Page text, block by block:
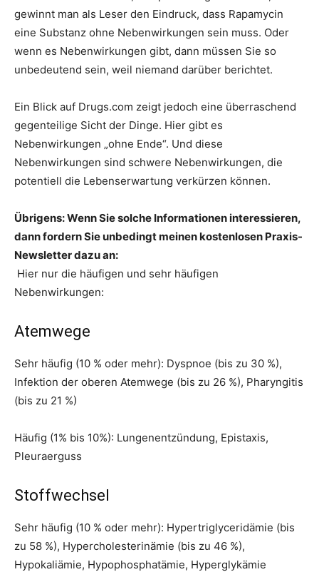
gewinnt man als Leser den Eindruck, dass Rapamycin
eine Substanz ohne Nebenwirkungen sein muss. Oder
wenn es Nebenwirkungen gibt, dann müssen Sie so
unbedeutend sein, weil niemand darüber berichtet.
Ein Blick auf Drugs.com zeigt jedoch eine überraschend
gegenteilige Sicht der Dinge. Hier gibt es
Nebenwirkungen „ohne Ende“. Und diese
Nebenwirkungen sind schwere Nebenwirkungen, die
potentiell die Lebenserwartung verkürzen können.
Übrigens: Wenn Sie solche Informationen interessieren,
dann fordern Sie unbedingt meinen kostenlosen Praxis-
Newsletter dazu an:
Hier nur die häufigen und sehr häufigen
Nebenwirkungen:
Atemwege
Sehr häufig (10 % oder mehr): Dyspnoe (bis zu 30 %),
Infektion der oberen Atemwege (bis zu 26 %), Pharyngitis
(bis zu 21 %)
Häufig (1% bis 10%): Lungenentzündung, Epistaxis,
Pleuraerguss
Stoffwechsel
Sehr häufig (10 % oder mehr): Hypertriglyceridämie (bis
zu 58 %), Hypercholesterinämie (bis zu 46 %),
Hypokaliämie, Hypophosphatämie, Hyperglykämie